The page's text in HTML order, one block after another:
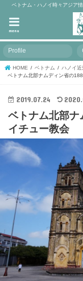
ベトナム・ハノイ時々アジア
menu
Profile
HOME ベトナム
ハノイ
ベトナム北部ナムディン省の
2019.07.24
ベトナム北部
イチュー教会